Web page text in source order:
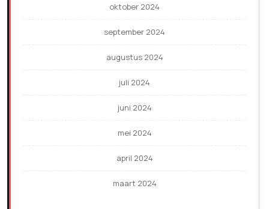
oktober 2024
september 2024
augustus 2024
juli 2024
juni 2024
mei 2024
april 2024
maart 2024